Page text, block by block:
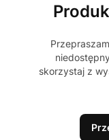
skorzystaj z